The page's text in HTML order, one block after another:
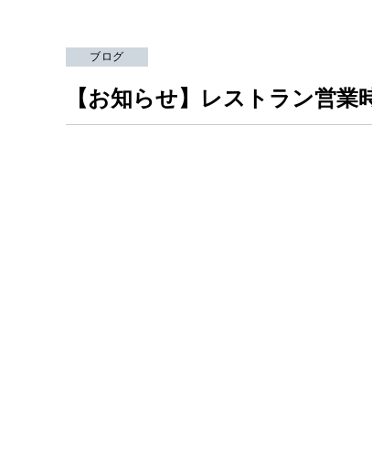
ブログ
【お知らせ】レストラン営業